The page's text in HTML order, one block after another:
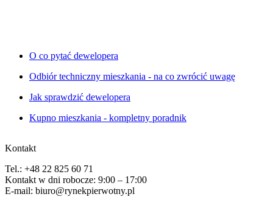
O co pytać dewelopera
Odbiór techniczny mieszkania - na co zwrócić uwagę
Jak sprawdzić dewelopera
Kupno mieszkania - kompletny poradnik
Kontakt
Tel.: +48 22 825 60 71
Kontakt w dni robocze: 9:00 – 17:00
E-mail: biuro@rynekpierwotny.pl